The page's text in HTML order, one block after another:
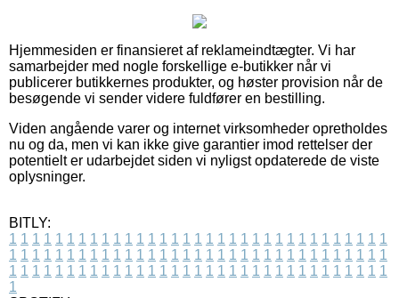
Hjemmesiden er finansieret af reklameindtægter. Vi har
samarbejder med nogle forskellige e-butikker når vi
publicerer butikkernes produkter, og høster provision når de
besøgende vi sender videre fuldfører en bestilling.
Viden angående varer og internet virksomheder opretholdes
nu og da, men vi kan ikke give garantier imod rettelser der
potentielt er udarbejdet siden vi nyligst opdaterede de viste
oplysninger.
BITLY:
1 1 1 1 1 1 1 1 1 1 1 1 1 1 1 1 1 1 1 1 1 1 1 1 1 1 1 1 1 1 1 1 1
1 1 1 1 1 1 1 1 1 1 1 1 1 1 1 1 1 1 1 1 1 1 1 1 1 1 1 1 1 1 1 1 1
1 1 1 1 1 1 1 1 1 1 1 1 1 1 1 1 1 1 1 1 1 1 1 1 1 1 1 1 1 1 1 1 1
1